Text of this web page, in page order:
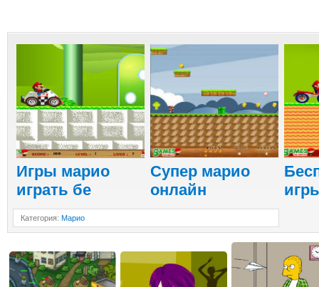
Игры марио
играть бе
Cупер марио
онлайн
Категория: Марио